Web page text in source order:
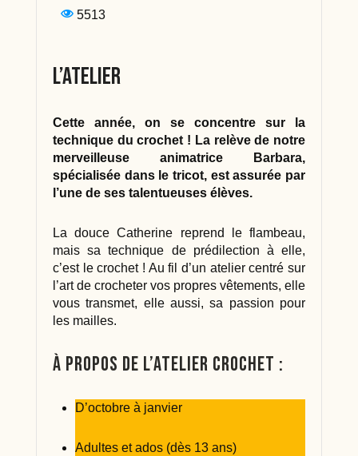
5513
L’atelier
Cette année, on se concentre sur la
technique du crochet ! La relève de notre
merveilleuse animatrice Barbara,
spécialisée dans le tricot, est assurée par
l’une de ses talentueuses élèves.
La douce Catherine reprend le flambeau,
mais sa technique de prédilection à elle,
c’est le crochet ! Au fil d’un atelier centré sur
l’art de crocheter vos propres vêtements, elle
vous transmet, elle aussi, sa passion pour
les mailles.
À propos de l’atelier crochet :
D’octobre à janvier
Adultes et ados (dès 13 ans)